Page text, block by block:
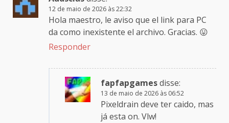
12 de maio de 2026 às 22:32
Hola maestro, le aviso que el link para PC
da como inexistente el archivo. Gracias. 😛
Responder
fapfapgamesdisse:
13 de maio de 2026 às 06:52
Pixeldrain deve ter caido, mas
já esta on. Vlw!